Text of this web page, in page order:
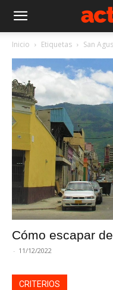
Inicio Etiquetas San
Cómo escapar
- 11/12/2022
CRITERIOS